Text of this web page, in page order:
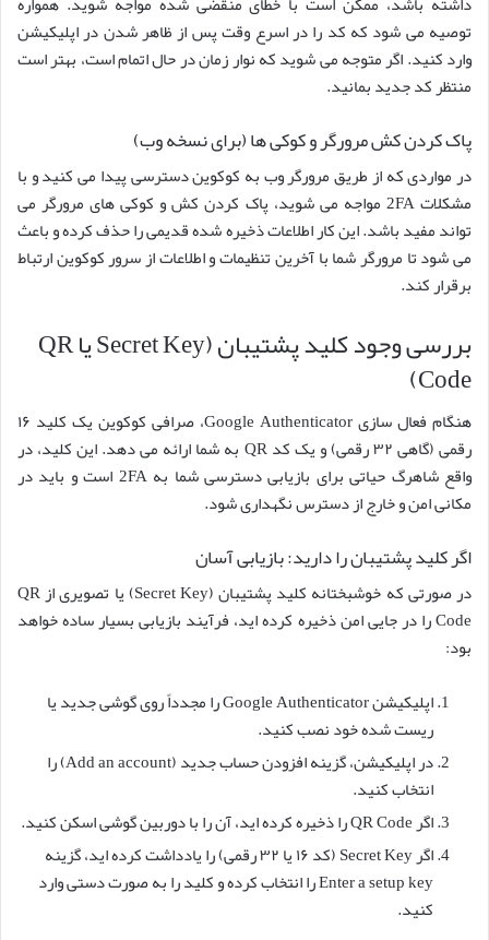
توصیه می شود که کد را در اسرع وقت پس از ظاهر شدن در اپلیکیشن
وارد کنید. اگر متوجه می شوید که نوار زمان در حال اتمام است، بهتر است
منتظر کد جدید بمانید.
پاک کردن کش مرورگر و کوکی ها (برای نسخه وب)
در مواردی که از طریق مرورگر وب به کوکوین دسترسی پیدا می کنید و با
مشکلات 2FA مواجه می شوید، پاک کردن کش و کوکی های مرورگر می
تواند مفید باشد. این کار اطلاعات ذخیره شده قدیمی را حذف کرده و باعث
می شود تا مرورگر شما با آخرین تنظیمات و اطلاعات از سرور کوکوین ارتباط
برقرار کند.
بررسی وجود کلید پشتیبان (Secret Key یا QR
Code)
هنگام فعال سازی Google Authenticator، صرافی کوکوین یک کلید ۱۶
رقمی (گاهی ۳۲ رقمی) و یک کد QR به شما ارائه می دهد. این کلید، در
واقع شاهرگ حیاتی برای بازیابی دسترسی شما به 2FA است و باید در
مکانی امن و خارج از دسترس نگهداری شود.
اگر کلید پشتیبان را دارید: بازیابی آسان
در صورتی که خوشبختانه کلید پشتیبان (Secret Key) یا تصویری از QR
Code را در جایی امن ذخیره کرده اید، فرآیند بازیابی بسیار ساده خواهد
بود:
اپلیکیشن Google Authenticator را مجدداً روی گوشی جدید یا
ریست شده خود نصب کنید.
در اپلیکیشن، گزینه افزودن حساب جدید (Add an account) را
انتخاب کنید.
اگر QR Code را ذخیره کرده اید، آن را با دوربین گوشی اسکن کنید.
اگر Secret Key (کد ۱۶ یا ۳۲ رقمی) را یادداشت کرده اید، گزینه
Enter a setup key را انتخاب کرده و کلید را به صورت دستی وارد
کنید.